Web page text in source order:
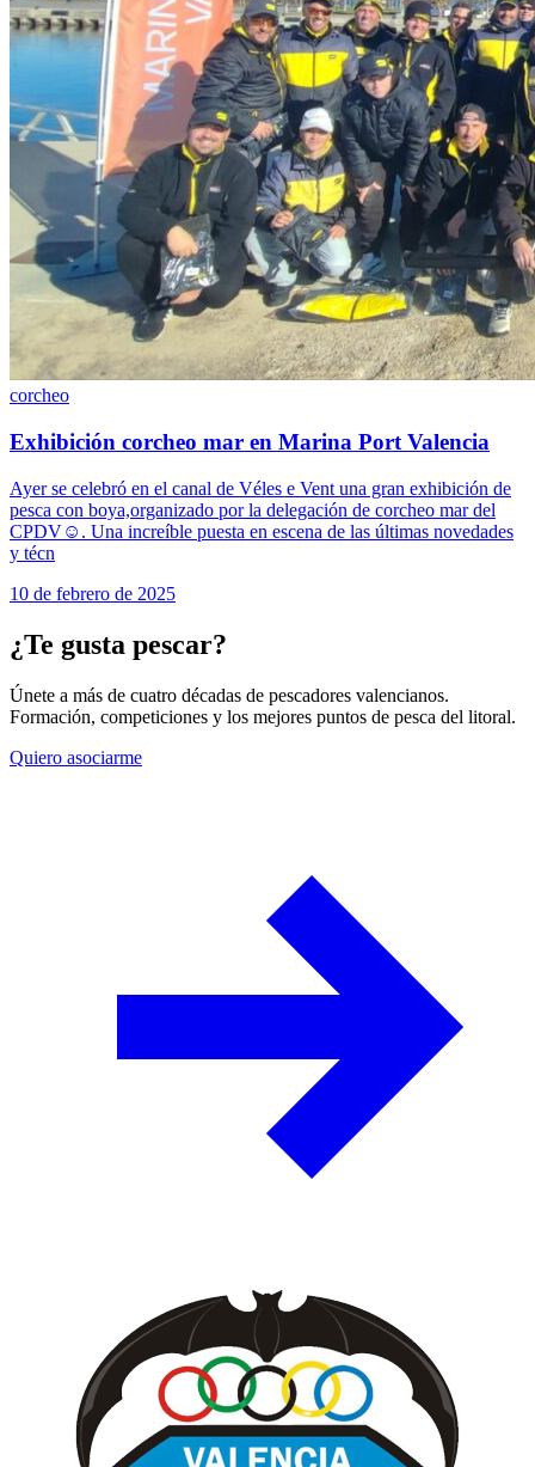
corcheo
Exhibición corcheo mar en Marina Port Valencia
Ayer se celebró en el canal de Véles e Vent una gran exhibición de
pesca con boya,organizado por la delegación de corcheo mar del
CPDV☺️. Una increíble puesta en escena de las últimas novedades
y técn
10 de febrero de 2025
¿Te gusta pescar?
Únete a más de cuatro décadas de pescadores valencianos.
Formación, competiciones y los mejores puntos de pesca del litoral.
Quiero asociarme